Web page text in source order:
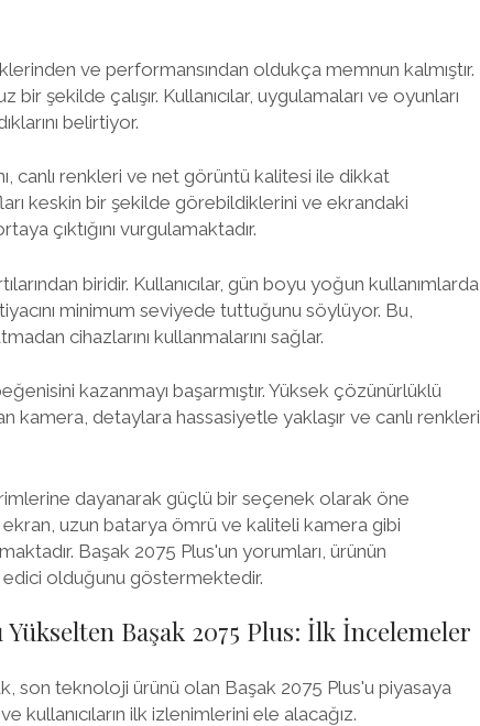
ve performansından oldukça memnun kalmıştır.
şekilde çalışır. Kullanıcılar, uygulamaları ve oyunları
belirtiyor.
canlı renkleri ve net görüntü kalitesi ile dikkat
keskin bir şekilde görebildiklerini ve ekrandaki
çıktığını vurgulamaktadır.
biridir. Kullanıcılar, gün boyu yoğun kullanımlarda
minimum seviyede tuttuğunu söylüyor. Bu,
cihazlarını kullanmalarını sağlar.
kazanmayı başarmıştır. Yüksek çözünürlüklü
detaylara hassasiyetle yaklaşır ve canlı renkleri
dayanarak güçlü bir seçenek olarak öne
ekran, uzun batarya ömrü ve kaliteli kamera gibi
Başak 2075 Plus'un yorumları, ürünün
edici olduğunu göstermektedir.
Yükselten Başak 2075 Plus: İlk İncelemeler
son teknoloji ürünü olan Başak 2075 Plus'u piyasaya
ilk izlenimlerini ele alacağız.